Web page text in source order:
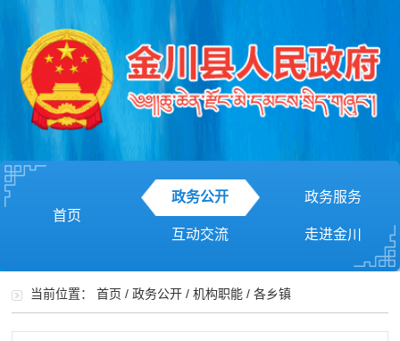
首页
政务公开 政务服务
互动交流 走进金川
当前位置：首页 /政务公开 /机构职能 /各乡镇